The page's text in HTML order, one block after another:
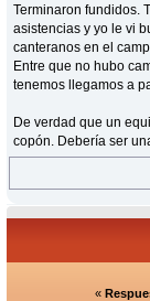
Terminaron fundidos.
asistencias y yo le vi
canteranos en el
Entre que no hubo
tenemos llegamos a
De verdad que un
copón. Debería ser
«